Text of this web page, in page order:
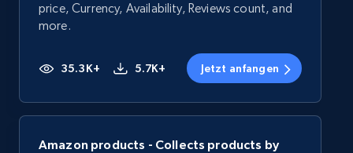
price, Currency, Availability, Reviews count, and
more.
35.3K+ 5.7K+ Jetzt anfangen
Amazon products - Collects products by